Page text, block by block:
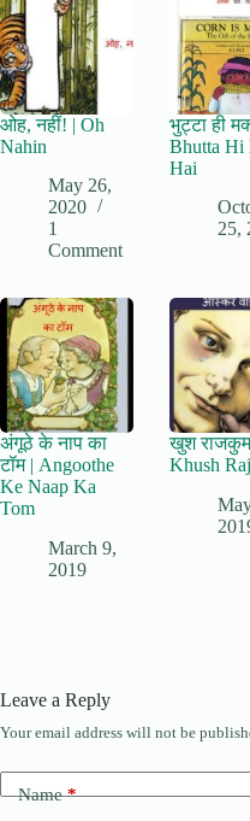
ओह, नहीं! | Oh
Nahin
May 26,
2020
1
Comment
भुट्टा ही
Bhutta Hi
Hai
25,
अंगूठे के नाप का
टॉम | Angoothe
Ke Naap Ka
Tom
March 9,
2019
खुश
Khush
Leave a Reply
Your email address will not be
Name*